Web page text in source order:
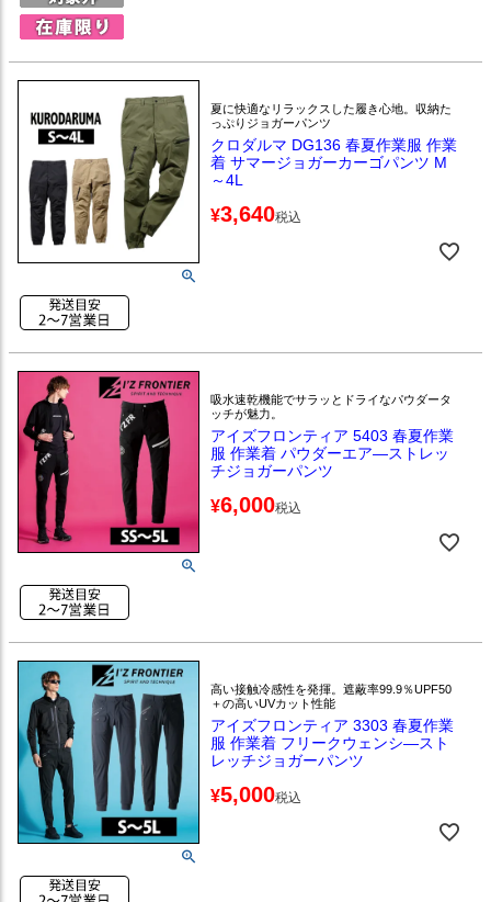
夏に快適なリラックスした履き心地。収納た
っぷりジョガーパンツ
クロダルマ DG136 春夏作業服 作業
着 サマージョガーカーゴパンツ M
～4L
¥3,640税込
吸水速乾機能でサラッとドライなパウダータ
ッチが魅力。
アイズフロンティア 5403 春夏作業
服 作業着 パウダーエア―ストレッ
チジョガーパンツ
¥6,000税込
高い接触冷感性を発揮。遮蔽率99.9％UPF50
＋の高いUVカット性能
アイズフロンティア 3303 春夏作業
服 作業着 フリークウェンシ―スト
レッチジョガーパンツ
¥5,000税込